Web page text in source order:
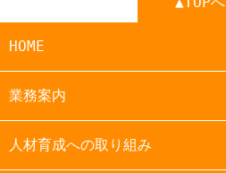
HOME
業務案内
人材育成への取り組み